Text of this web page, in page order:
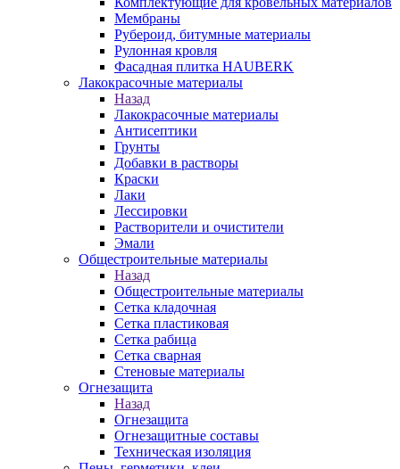
Мембраны
Рубероид, битумные материалы
Рулонная кровля
Фасадная плитка HAUBERK
Лакокрасочные материалы
Назад
Лакокрасочные материалы
Антисептики
Грунты
Добавки в растворы
Краски
Лаки
Лессировки
Растворители и очистители
Эмали
Общестроительные материалы
Назад
Общестроительные материалы
Сетка кладочная
Сетка пластиковая
Сетка рабица
Сетка сварная
Стеновые материалы
Огнезащита
Назад
Огнезащита
Огнезащитные составы
Техническая изоляция